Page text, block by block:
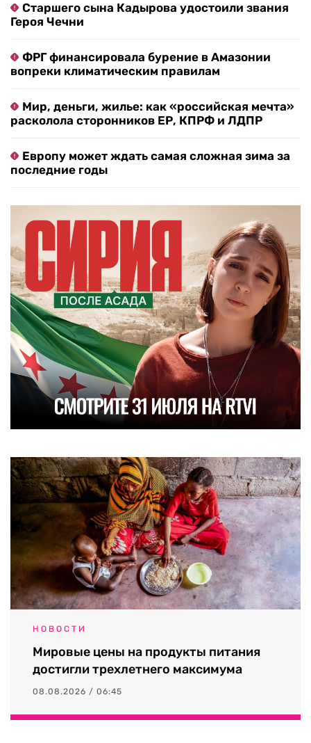
Старшего сына Кадырова удостоили звания
Героя Чечни
ФРГ финансировала бурение в Амазонии
вопреки климатическим правилам
Мир, деньги, жилье: как «российская мечта»
расколола сторонников ЕР, КПРФ и ЛДПР
Европу может ждать самая сложная зима за
последние годы
НОВОСТИ
Мировые цены на продукты питания
достигли трехлетнего максимума
08.08.2026 / 06:45